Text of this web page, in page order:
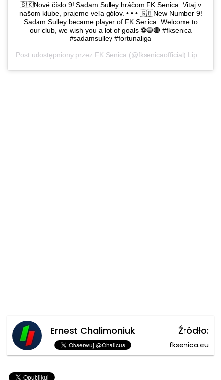
🇸🇰Nové číslo 9! Sadam Sulley hráčom FK Senica. Vitaj v
našom klube, prajeme veľa gólov. • • • 🇬🇧New Number 9!
Sadam Sulley became player of FK Senica. Welcome to
our club, we wish you a lot of goals ⚽️🔵🔴 #fksenica
#sadamsulley #fortunaliga
Post udostępniony przez FK Senica (@fksenicaofficial) Lip 16, 2019 o 10:28 PDT
Ernest Chalimoniuk Źródło:
fksenica.eu